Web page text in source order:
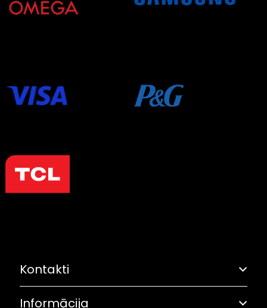
Kontakti
Adrese: Grostonas iela 6B, Rīga
Informācija